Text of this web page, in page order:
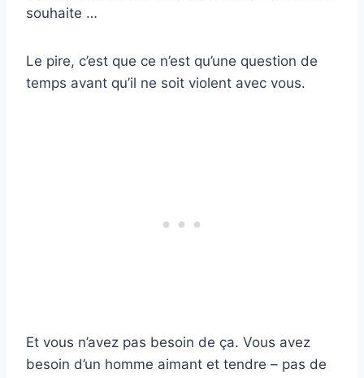
souhaite …
Le pire, c’est que ce n’est qu’une question de
temps avant qu’il ne soit violent avec vous.
Et vous n’avez pas besoin de ça. Vous avez
besoin d’un homme aimant et tendre – pas de